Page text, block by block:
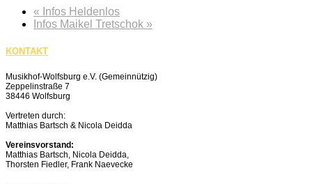
« Infos Heldenlos
Infos Maikel Tretschok »
KONTAKT
Musikhof-Wolfsburg e.V. (Gemeinnützig)
Zeppelinstraße 7
38446 Wolfsburg
Vertreten durch:
Matthias Bartsch & Nicola Deidda
Vereinsvorstand:
Matthias Bartsch, Nicola Deidda,
Thorsten Fiedler, Frank Naevecke